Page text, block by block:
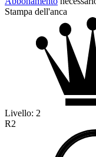
Stampa dell'anca
Livello: 2
R2